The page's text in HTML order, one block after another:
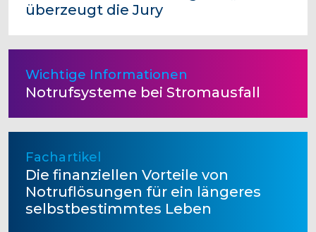
überzeugt die Jury
Wichtige Informationen
Notrufsysteme bei Stromausfall
Fachartikel
Die finanziellen Vorteile von
Notruflösungen für ein längeres
selbstbestimmtes Leben